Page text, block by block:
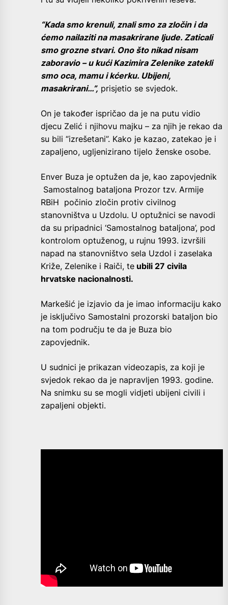
“Kada smo krenuli, znali smo za zločin i da
ćemo nailaziti na masakrirane ljude. Zaticali
smo grozne stvari. Ono što nikad nisam
zaboravio – u kući Kazimira Zelenike zatekli
smo oca, mamu i kćerku. Ubijeni,
masakrirani…”, prisjetio se svjedok.
On je također ispričao da je na putu vidio
djecu Zelić i njihovu majku – za njih je rekao da
su bili “izrešetani”. Kako je kazao, zatekao je i
zapaljeno, ugljenizirano tijelo ženske osobe.
Enver Buza je optužen da je, kao zapovjednik
Samostalnog bataljona Prozor tzv. Armije
RBiH počinio zločin protiv civilnog
stanovništva u Uzdolu. U optužnici se navodi
da su pripadnici ‘Samostalnog bataljona’, pod
kontrolom optuženog, u rujnu 1993. izvršili
napad na stanovništvo sela Uzdol i zaselaka
Križe, Zelenike i Raiči, te ubili 27 civila
hrvatske nacionalnosti.
Markešić je izjavio da je imao informaciju kako
je isključivo Samostalni prozorski bataljon bio
na tom području te da je Buza bio
zapovjednik.
U sudnici je prikazan videozapis, za koji je
svjedok rekao da je napravljen 1993. godine.
Na snimku su se mogli vidjeti ubijeni civili i
zapaljeni objekti.